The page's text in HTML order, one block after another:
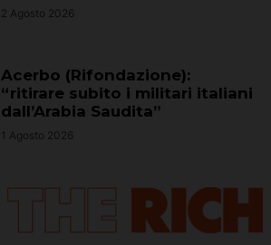
2 Agosto 2026
Acerbo (Rifondazione):
“ritirare subito i militari italiani
dall’Arabia Saudita”
1 Agosto 2026